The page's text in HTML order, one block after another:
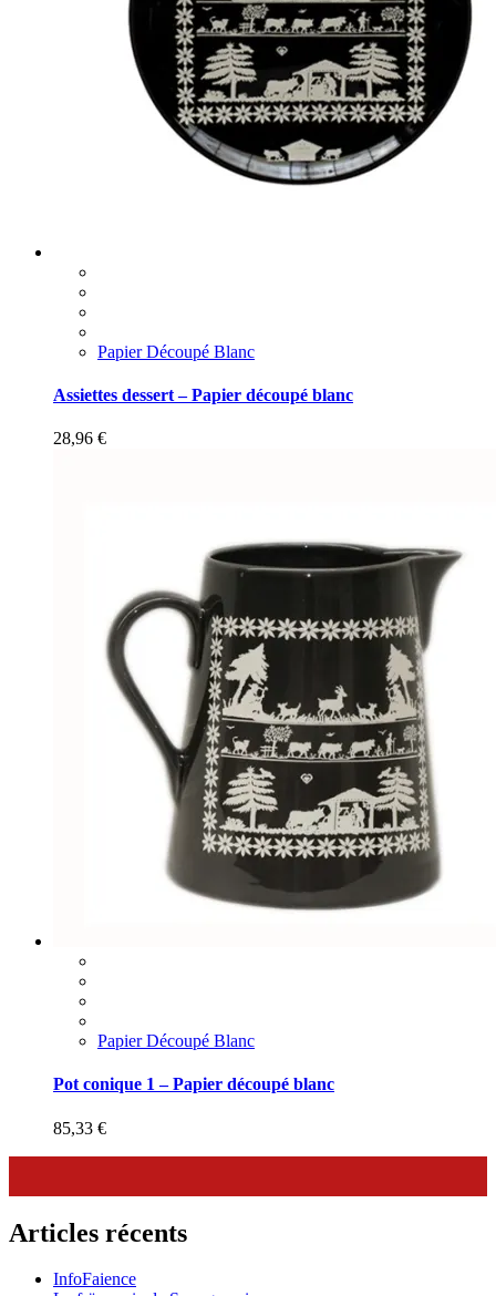
Papier Découpé Blanc
Assiettes dessert – Papier découpé blanc
28,96 €
Papier Découpé Blanc
Pot conique 1 – Papier découpé blanc
85,33 €
Articles récents
InfoFaience